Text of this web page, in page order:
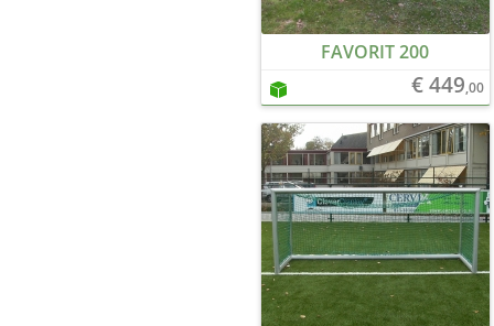
FAVORIT 200
€ 449,00